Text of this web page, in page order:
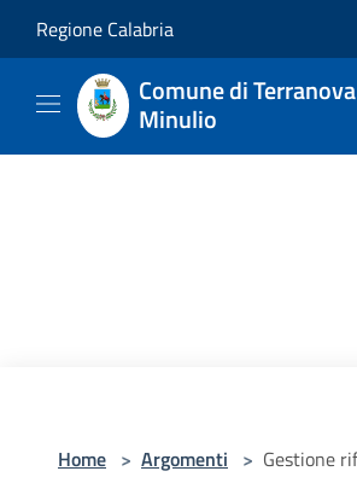
Regione Calabria
Comune di
Minulio
Home > Argomenti > Gestione